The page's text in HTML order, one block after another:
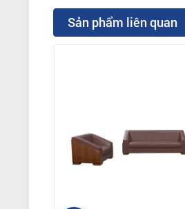
Sản phẩm liên quan